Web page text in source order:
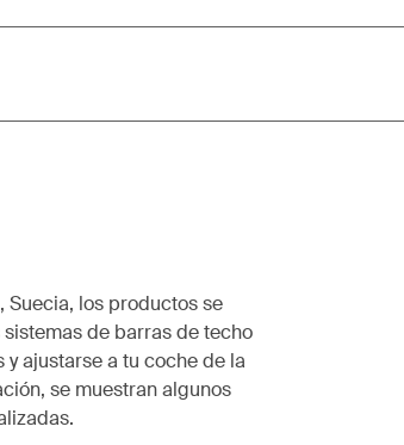
los productos se
de barras de techo
ajustarse a tu coche de la
se muestran algunos